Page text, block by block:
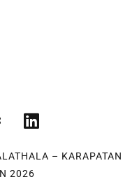
– KARAPATAN
2026